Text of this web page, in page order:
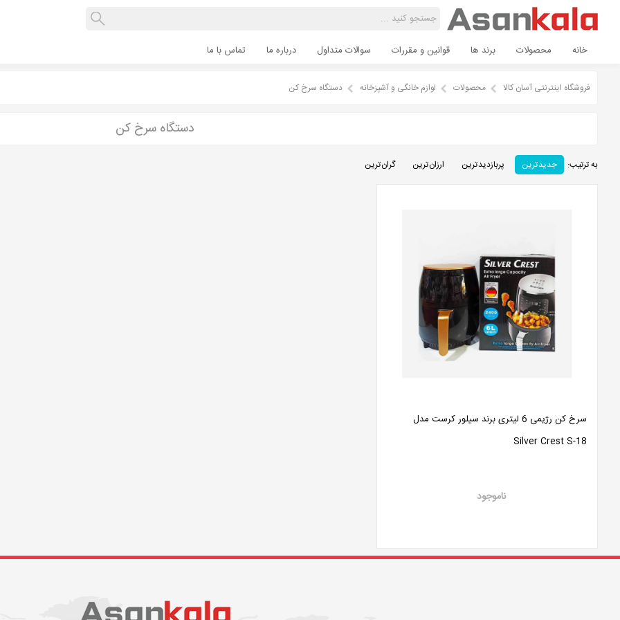
خانه محصولات برند ها قوانین و مقررات سوالات متداول درباره ما تماس با ما
فروشگاه اینترنتی آسان کالا محصولات لوازم خانگی و آشپزخانه دستگاه سرخ کن
دستگاه سرخ کن
به ترتیب: جدید ترین پربازدید ترین ارزان ترین گران ترین
سرخ کن رژیمی 6 لیتری برند سیلور کرست مدل
Silver Crest S-18
ناموجود